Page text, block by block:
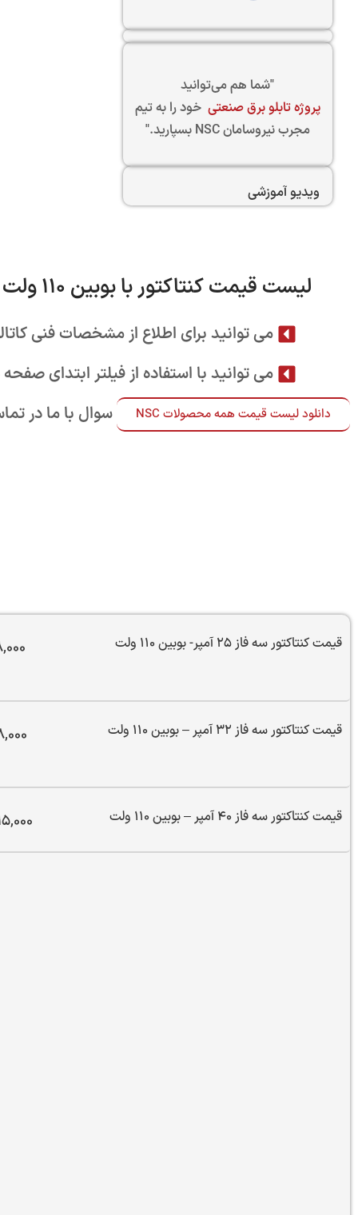
"شما هم می‌توانید
پروژه تابلو برق صنعتی خود را به تیم
مجرب نیروسامان NSC بسپارید."
ویدیو آموزشی
لیست قیمت کنتاکتور با بوبین 110 ولت - خرداد 1405
مشتریان جدید- پشتیبانی فروش
می توانید برای اطلاع از مشخصات فنی
می توانید با استفاده از فیلتر ابتدای
در صورت هر گونه ابهام و سوال با ما در
دانلود لیست قیمت همه محصولات NSC
قیمت کنتاکتور سه فاز 25 آمپر- بوبین 110 ولت
قیمت کنتاکتور سه فاز 32 آمپر – بوبین 110 ولت
قیمت کنتاکتور سه فاز 40 آمپر – بوبین 110 ولت